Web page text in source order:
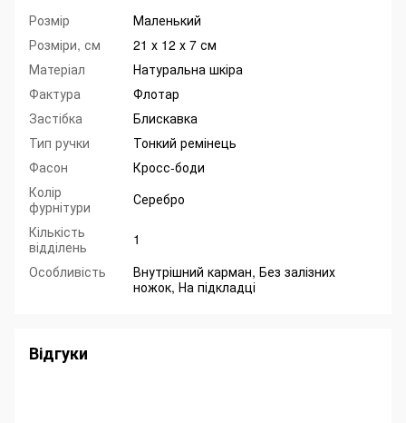
Розмір
Маленький
Розміри, см
21 х 12 х 7 см
Матеріал
Натуральна шкіра
Фактура
Флотар
Застібка
Блискавка
Тип ручки
Тонкий ремінець
Фасон
Кросс-боди
Колір
фурнітури
Серебро
Кількість
відділень
1
Особливість
Внутрішний карман, Без залізних
ножок, На підкладці
Відгуки